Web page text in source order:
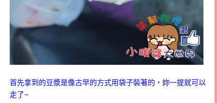
首先拿到的豆漿是像古早的方式用袋子裝著的，妳一提就可以
走了~